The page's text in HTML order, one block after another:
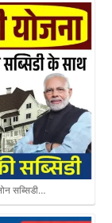
सब्सिडी…